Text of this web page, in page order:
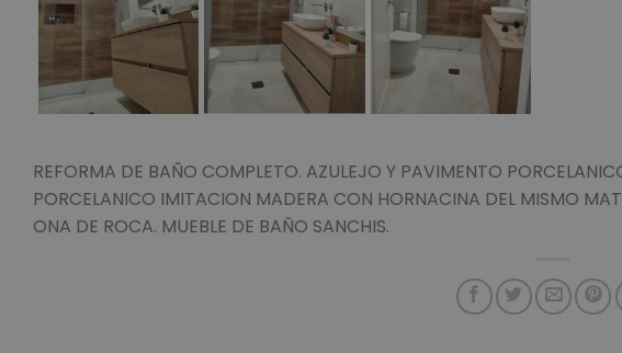
REFORMA DE BAÑO COMPLETO. AZULEJO Y PAVIMENTO
PORCELANICO IMITACION MADERA CON HORNACINA DEL MISMO
ONA DE ROCA. MUEBLE DE BAÑO SANCHIS.